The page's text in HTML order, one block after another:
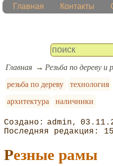
Главная Контакты
Главная Резьба по дереву и
резьба по дереву
технология
архитектура
наличники
admin
Резные рамы